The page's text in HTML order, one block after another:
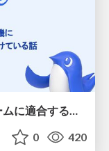
仕様駆動開発へのトライを機に チームに適合する手法を模索し続けている話
0 420